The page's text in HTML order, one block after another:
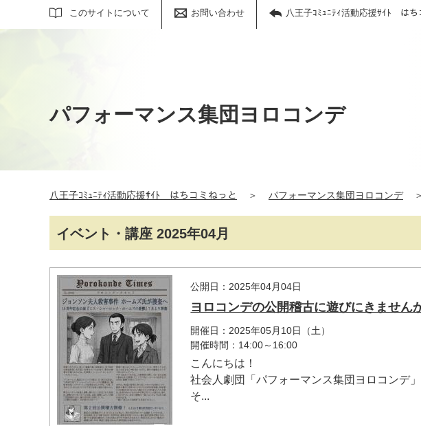
このサイトについて お問い合わせ 八王子ｺﾐｭﾆﾃｨ活動応援ｻｲﾄ はち
サイト内検索
パフォーマンス集団ヨロコンデ
八王子ｺﾐｭﾆﾃｨ活動応援ｻｲﾄ はちコミねっと ＞ パフォーマンス集団ヨロコンデ ＞
イベント・講座 2025年04月
公開日：2025年04月04日
ヨロコンデの公開稽古に遊びにきません
開催日：2025年05月10日（土）
開催時間：14:00～16:00
こんにちは！
社会人劇団「パフォーマンス集団ヨロコンデ
そ...